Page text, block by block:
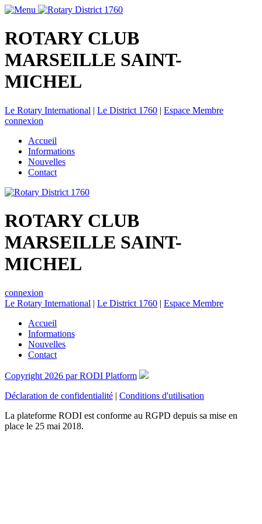
ROTARY CLUB
MARSEILLE SAINT-
MICHEL
Le Rotary International | Le District 1760 | Espace Membre
connexion
Accueil
Informations
Nouvelles
Contact
ROTARY CLUB
MARSEILLE SAINT-
MICHEL
connexion
Le Rotary International | Le District 1760 | Espace Membre
Accueil
Informations
Nouvelles
Contact
Copyright 2026 par RODI Platform
Déclaration de confidentialité | Conditions d'utilisation
La plateforme RODI est conforme au RGPD depuis sa mise en
place le 25 mai 2018.